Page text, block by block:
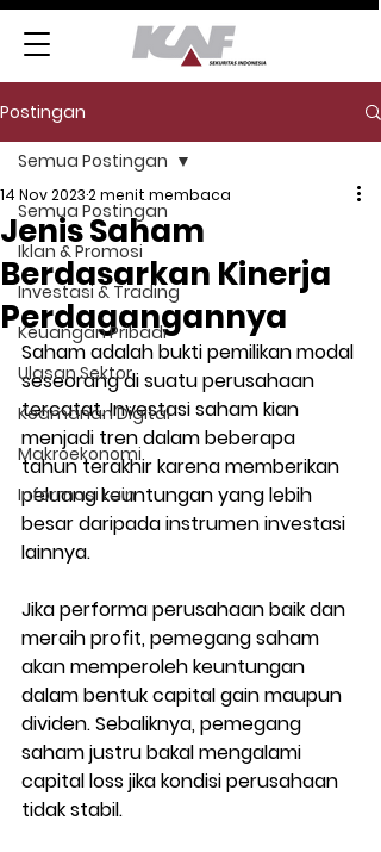
Postingan
Semua Postingan
Iklan & Promosi
Investasi & Trading
Keuangan Pribadi
Ulasan Sektor
Keamanan Digital
Makroekonomi
Informasi Lain
Semua Postingan
Jenis Saham
Berdasarkan Kinerja
Perdagangannya
14 Nov 20232 menit membaca
Saham adalah bukti pemilikan modal
seseorang di suatu perusahaan
tercatat. Investasi saham kian
menjadi tren dalam beberapa
tahun terakhir karena memberikan
peluang keuntungan yang lebih
besar daripada instrumen investasi
lainnya.
Jika performa perusahaan baik dan
meraih profit, pemegang saham
akan memperoleh keuntungan
dalam bentuk capital gain maupun
dividen. Sebaliknya, pemegang
saham justru bakal mengalami
capital loss jika kondisi perusahaan
tidak stabil.